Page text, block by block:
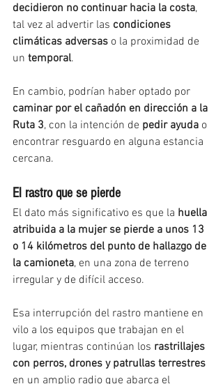
decidieron no continuar hacia la costa,
tal vez al advertir las condiciones
climáticas adversas o la proximidad de
un temporal.
En cambio, podrían haber optado por
caminar por el cañadón en dirección a la
Ruta 3, con la intención de pedir ayuda o
encontrar resguardo en alguna estancia
cercana.
El rastro que se pierde
El dato más significativo es que la huella
atribuida a la mujer se pierde a unos 13
o 14 kilómetros del punto de hallazgo de
la camioneta, en una zona de terreno
irregular y de difícil acceso.
Esa interrupción del rastro mantiene en
vilo a los equipos que trabajan en el
lugar, mientras continúan los rastrillajes
con perros, drones y patrullas terrestres
en un amplio radio que abarca el